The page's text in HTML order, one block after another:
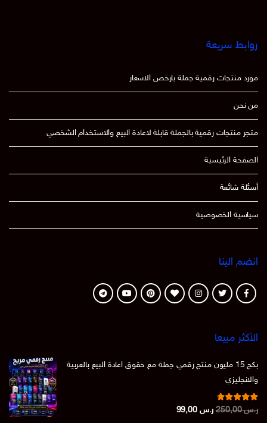
روابط سريعة
مورد منتجات رقمية جملة بارخص الاسعار
من نحن
متجر منتجات رقمية بالجملة قابلة لاعادة البيع والاستخدام الشخصي
الصفحة الرئيسية
أسئلة شائعة
سياسية الخصوصية
انضم الينا
الأكثر مبيعا
بكج 15 مليون منتج رقمي جملة مع حقوق اعادة البيع بالعربية
والانجليزي
تم التقييم
4.86من 5ر.س250,00
السعر
ر.س 99,00
السعر